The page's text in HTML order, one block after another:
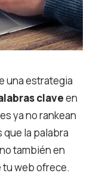
una estrategia
claveen
ya no rankean
que la palabra
también en
tu web ofrece.